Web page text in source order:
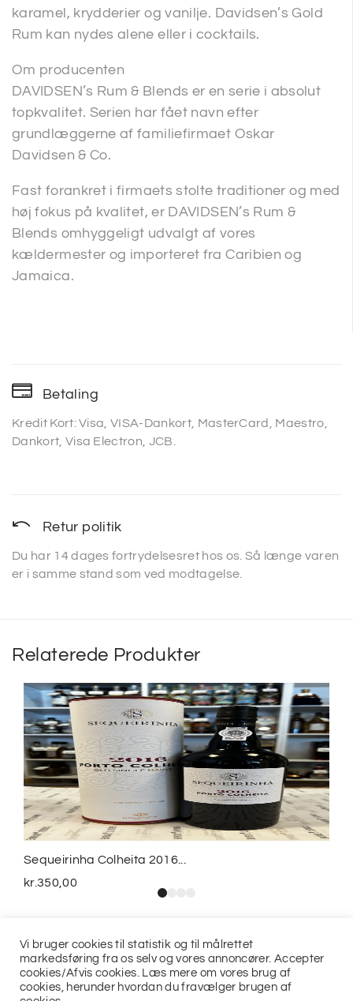
karamel, krydderier og vanilje. Davidsen’s Gold
Rum kan nydes alene eller i cocktails.
Om producenten
DAVIDSEN’s Rum & Blends er en serie i absolut
topkvalitet. Serien har fået navn efter
grundlæggerne af familiefirmaet Oskar
Davidsen & Co.
Fast forankret i firmaets stolte traditioner og med
høj fokus på kvalitet, er DAVIDSEN’s Rum &
Blends omhyggeligt udvalgt af vores
kældermester og importeret fra Caribien og
Jamaica.
Betaling
Kredit Kort: Visa, VISA-Dankort, MasterCard, Maestro,
Dankort, Visa Electron, JCB.
Retur politik
Du har 14 dages fortrydelsesret hos os. Så længe varen
er i samme stand som ved modtagelse.
Relaterede Produkter
Sequeirinha Colheita 2016...
kr.350,00
Vi bruger cookies til statistik og til målrettet
markedsføring fra os selv og vores annoncører. Accepter
cookies/Afvis cookies. Læs mere om vores brug af
cookies, herunder hvordan du fravælger brugen af